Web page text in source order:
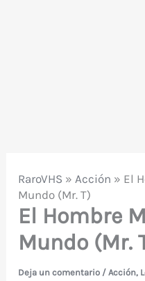
RaroVHS » Acción » El
Mundo (Mr. T)
El Hombre
Mundo (Mr.
Deja un comentario /Acción,